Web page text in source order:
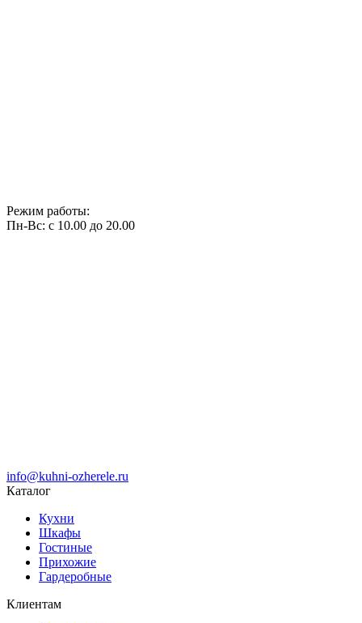
Режим работы:
Пн-Вс: с 10.00 до 20.00
info@kuhni-ozherele.ru
Каталог
Кухни
Шкафы
Гостиные
Прихожие
Гардеробные
Клиентам